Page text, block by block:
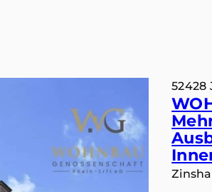
52428